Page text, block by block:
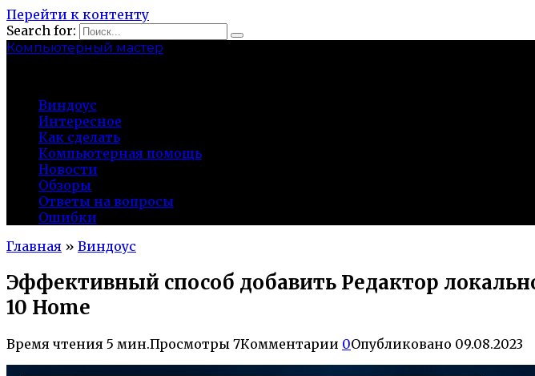
Перейти к контенту
Search for:
Компьютерный мастер
Виндоус
Интересное
Как сделать
Компьютерная помощь
Новости
Обзоры
Ответы на вопросы
Ошибки
Главная » Виндоус
Эффективный способ добавить Редактор
10 Home
Время чтения 5 мин.Просмотры 7Комментарии 0Опубликовано 09.08.2023